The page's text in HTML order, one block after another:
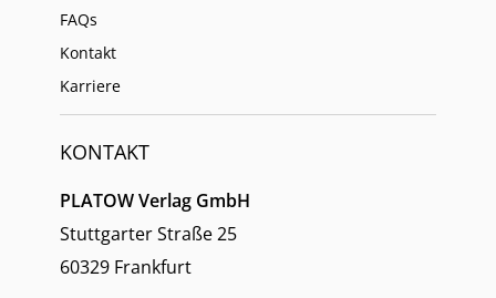
FAQs
Kontakt
Karriere
KONTAKT
PLATOW Verlag GmbH
Stuttgarter Straße 25
60329 Frankfurt